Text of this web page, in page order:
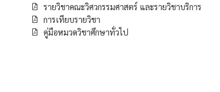
รายวิชาคณะวิศวกรรมศาสตร์ และรายวิชาบริการ
การเทียบรายวิชา
คู่มือหมวดวิชาศึกษาทั่วไป